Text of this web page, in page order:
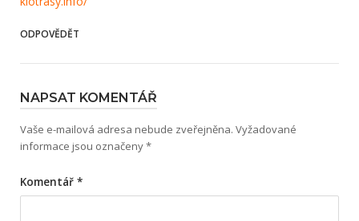
ODPOVĚDĚT
NAPSAT KOMENTÁŘ
Vaše e-mailová adresa nebude zveřejněna. Vyžadované
informace jsou označeny*
Komentář *